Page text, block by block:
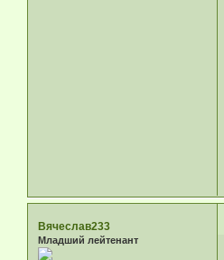
Вячеслав233
Младший лейтенант